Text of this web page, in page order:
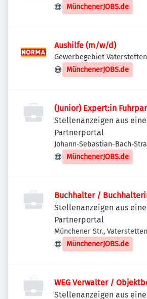
Baldhamer Straße, Johann-
Straße 44, 85591
MünchenerJOBS.de
Aushilfe (m/w/d)
Gewerbegebiet
Baldhamer Straße, Johann-
Straße 44, 85591
MünchenerJOBS.de
(Junior) Expert:in
Stellenanzeigen aus
Partnerportal
Johann-Sebastian-Bach-
Vaterstetten, Deutschland
MünchenerJOBS.de
Buchhalter /
Stellenanzeigen aus
Partnerportal
Münchener Str.,
Deutschland
MünchenerJOBS.de
WEG Verwalter /
Stellenanzeigen aus